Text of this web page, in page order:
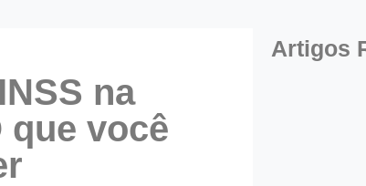
na
que você
Artigos